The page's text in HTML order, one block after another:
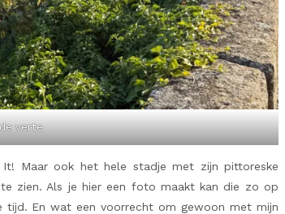
verte
It! Maar ook het hele stadje met zijn pittoreske
zien. Als je hier een foto maakt kan die zo op
tijd. En wat een voorrecht om gewoon met mijn